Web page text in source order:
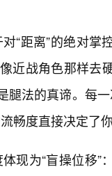
“距离”的绝对
像近战角色那样
腿法的真谛。每
畅度直接决定了
现为“盲操位移